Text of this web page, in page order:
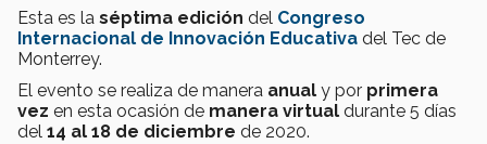
Esta es la séptima edición del Congreso
Internacional de Innovación Educativa del Tec de
Monterrey.
El evento se realiza de manera anual y por primera
vez en esta ocasión de manera virtual durante 5 días
del 14 al 18 de diciembre de 2020.